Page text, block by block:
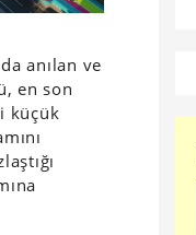
anılan ve
en son
küçük